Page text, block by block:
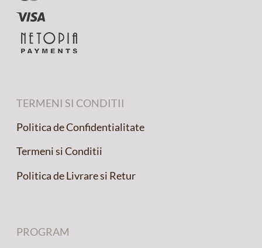
TERMENI SI CONDITII
Politica de Confidentialitate
Termeni si Conditii
Politica de Livrare si Retur
PROGRAM